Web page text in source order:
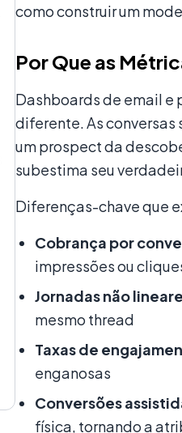
como construir um
Por Que as
Dashboards de email e
diferente. As conversas
um prospect da
subestima seu
Diferenças-chave que
Cobrança por
impressões ou
Jornadas não
mesmo thread
Taxas de
enganosas
Conversões
física, tornando a